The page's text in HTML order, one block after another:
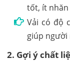
tốt, ít nhăn
Vải có độ
giúp người
2. Gợi ý chất